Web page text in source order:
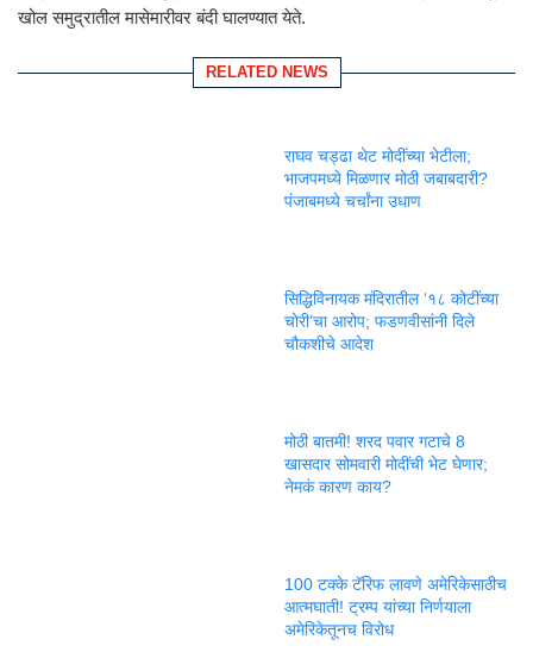
खोल समुद्रातील मासेमारीवर बंदी घालण्यात येते.
RELATED NEWS
राघव चड्ढा थेट मोदींच्या भेटीला;
भाजपमध्ये मिळणार मोठी जबाबदारी?
पंजाबमध्ये चर्चांना उधाण
सिद्धिविनायक मंदिरातील ‘१८ कोटींच्या
चोरी’चा आरोप; फडणवीसांनी दिले
चौकशीचे आदेश
मोठी बातमी! शरद पवार गटाचे 8
खासदार सोमवारी मोदींची भेट घेणार;
नेमकं कारण काय?
100 टक्के टॅरिफ लावणे अमेरिकेसाठीच
आत्मघाती! ट्रम्प यांच्या निर्णयाला
अमेरिकेतूनच विरोध